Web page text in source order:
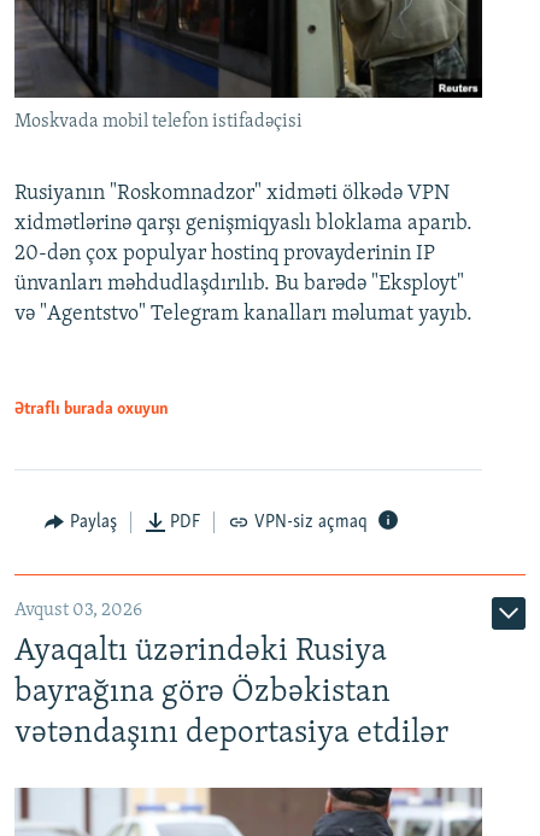
Moskvada mobil telefon istifadəçisi
Rusiyanın "Roskomnadzor" xidməti ölkədə VPN
xidmətlərinə qarşı genişmiqyaslı bloklama aparıb.
20-dən çox populyar hostinq provayderinin IP
ünvanları məhdudlaşdırılıb. Bu barədə "Eksployt"
və "Agentstvo" Telegram kanalları məlumat yayıb.
Ətraflı burada oxuyun
Paylaş PDF VPN-siz açmaq
Avqust 03, 2026
Ayaqaltı üzərindəki Rusiya
bayrağına görə Özbəkistan
vətəndaşını deportasiya etdilər